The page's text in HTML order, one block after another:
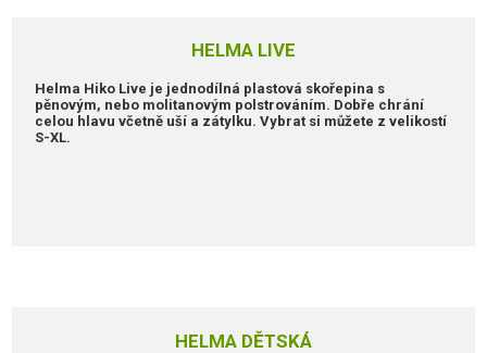
HELMA LIVE
Helma Hiko Live je jednodílná plastová skořepina s
pěnovým, nebo molitanovým polstrováním. Dobře chrání
celou hlavu včetně uší a zátylku. Vybrat si můžete z velikostí
S-XL.
HELMA DĚTSKÁ